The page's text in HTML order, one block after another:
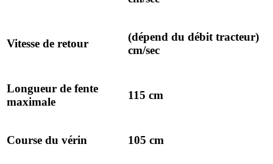
Vitesse de retour
(dépend du débit tracteur)
cm/sec
Longueur de fente
maximale
115 cm
Course du vérin 105 cm